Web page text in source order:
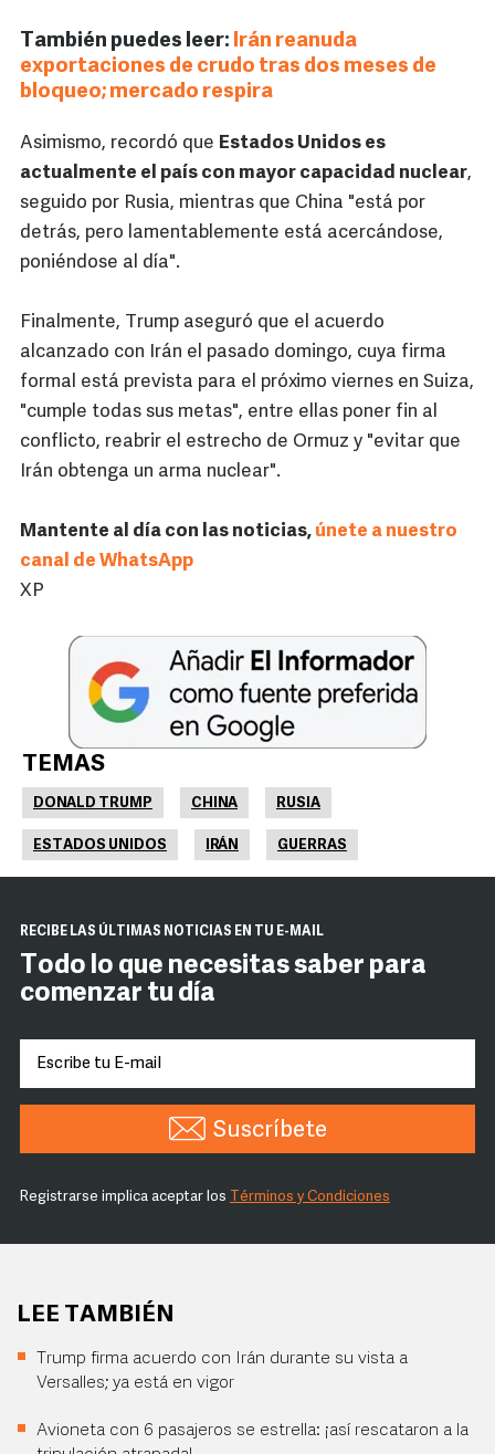
También puedes leer: Irán reanuda
exportaciones de crudo tras dos meses de
bloqueo; mercado respira
Asimismo, recordó que Estados Unidos es
actualmente el país con mayor capacidad nuclear,
seguido por Rusia, mientras que China "está por
detrás, pero lamentablemente está acercándose,
poniéndose al día".
Finalmente, Trump aseguró que el acuerdo
alcanzado con Irán el pasado domingo, cuya firma
formal está prevista para el próximo viernes en Suiza,
"cumple todas sus metas", entre ellas poner fin al
conflicto, reabrir el estrecho de Ormuz y "evitar que
Irán obtenga un arma nuclear".
Mantente al día con las noticias, únete a nuestro
canal de WhatsApp
XP
TEMAS
DONALD TRUMP CHINA RUSIA
ESTADOS UNIDOS IRÁN GUERRAS
RECIBE LAS ÚLTIMAS NOTICIAS EN TU E-MAIL
Todo lo que necesitas saber para
comenzar tu día
Suscríbete
Registrarse implica aceptar los Términos y Condiciones
LEE TAMBIÉN
Trump firma acuerdo con Irán durante su vista a
Versalles; ya está en vigor
Avioneta con 6 pasajeros se estrella: ¡así rescataron a la